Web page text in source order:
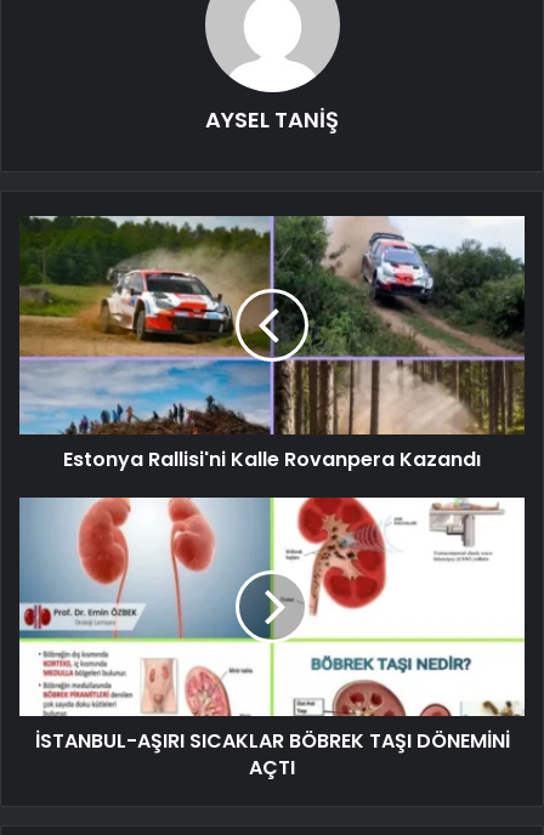
AYSEL TANİŞ
Estonya Rallisi'ni Kalle Rovanpera Kazandı
İSTANBUL-AŞIRI SICAKLAR BÖBREK TAŞI DÖNEMİNİ
AÇTI